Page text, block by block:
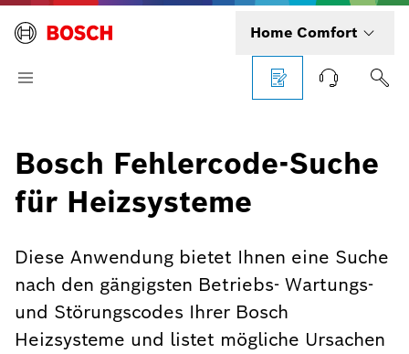
Home Comfort
Bosch Fehlercode-Suche
für Heizsysteme
Diese Anwendung bietet Ihnen eine Suche
nach den gängigsten Betriebs- Wartungs-
und Störungscodes Ihrer Bosch
Heizsysteme und listet mögliche Ursachen